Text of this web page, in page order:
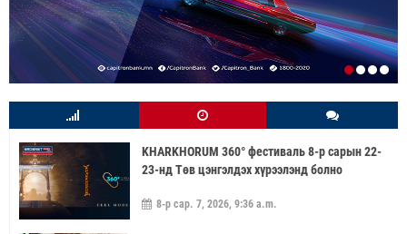
KHARKHORUM 360° фестиваль 8-р сарын 22-
23-нд Төв цэнгэлдэх хүрээлэнд болно
8-р сар. 7, 2026, 9:36 a.m.